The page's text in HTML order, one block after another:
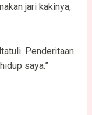
jari kakinya,
Penderitaan
saya.”